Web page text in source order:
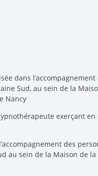
dans
Sud, au sein de la
Nancy
exerçant en
des
au sein de la Maison de la